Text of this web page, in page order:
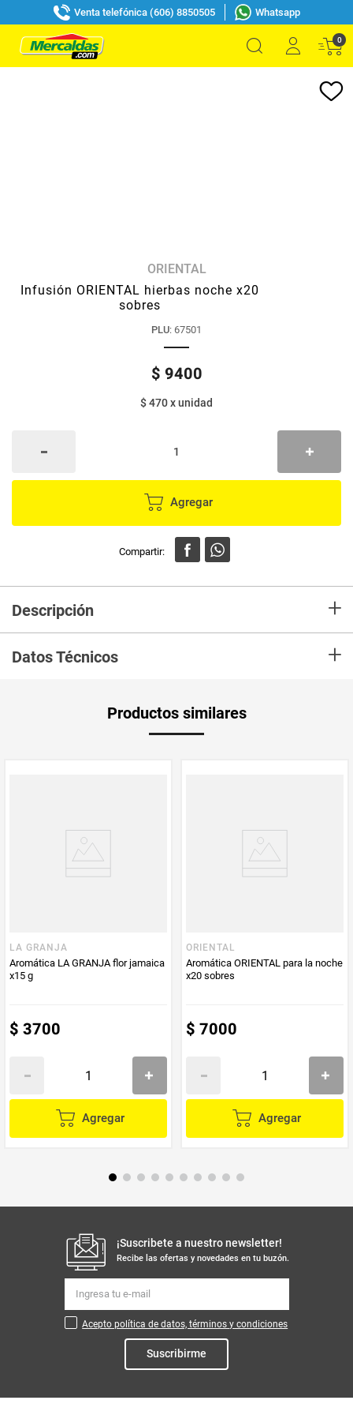
Venta telefónica (606) 8850505 Whatsapp
0
ORIENTAL
Infusión ORIENTAL hierbas noche x20
sobres
PLU: 67501
$ 9400
$ 470xunidad
Agregar
Descripción +
Datos Técnicos +
Producto (kg)
Productos similares
LA GRANJA
Aromática LA GRANJA flor jamaica
x15 g
$ 3700
Agregar
ORIENTAL
Aromática ORIENTAL para la noche
x20 sobres
$ 7000
Agregar
¡Suscribete a nuestro newsletter!
Recibe las ofertas y novedades en tu buzón.
Acepto política de datos, términos y condiciones
Suscribirme